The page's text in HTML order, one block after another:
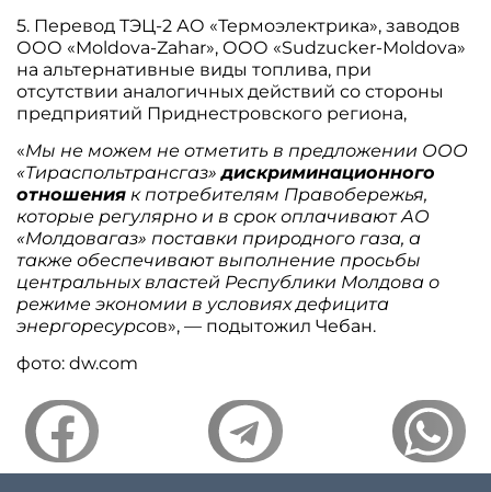
5. Перевод ТЭЦ-2 АО «Термоэлектрика», заводов
ООО «Moldova-Zahar», ООО «Sudzucker-Moldova»
на альтернативные виды топлива, при
отсутствии аналогичных действий со стороны
предприятий Приднестровского региона,
«Мы не можем не отметить в предложении ООО
«Тираспольтрансгаз»дискриминационного
отношения к потребителям Правобережья,
которые регулярно и в срок оплачивают АО
«Молдовагаз» поставки природного газа, а
также обеспечивают выполнение просьбы
центральных властей Республики Молдова о
режиме экономии в условиях дефицита
энергоресурсов», — подытожил Чебан.
фото: dw.com